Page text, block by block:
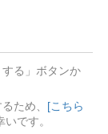
る」ボタンか
ため、 [こちら
です。